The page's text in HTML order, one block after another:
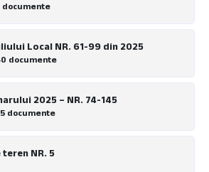
documente
Local NR. 61-99 din 2025
documente
2025 – NR. 74-145
documente
NR. 5